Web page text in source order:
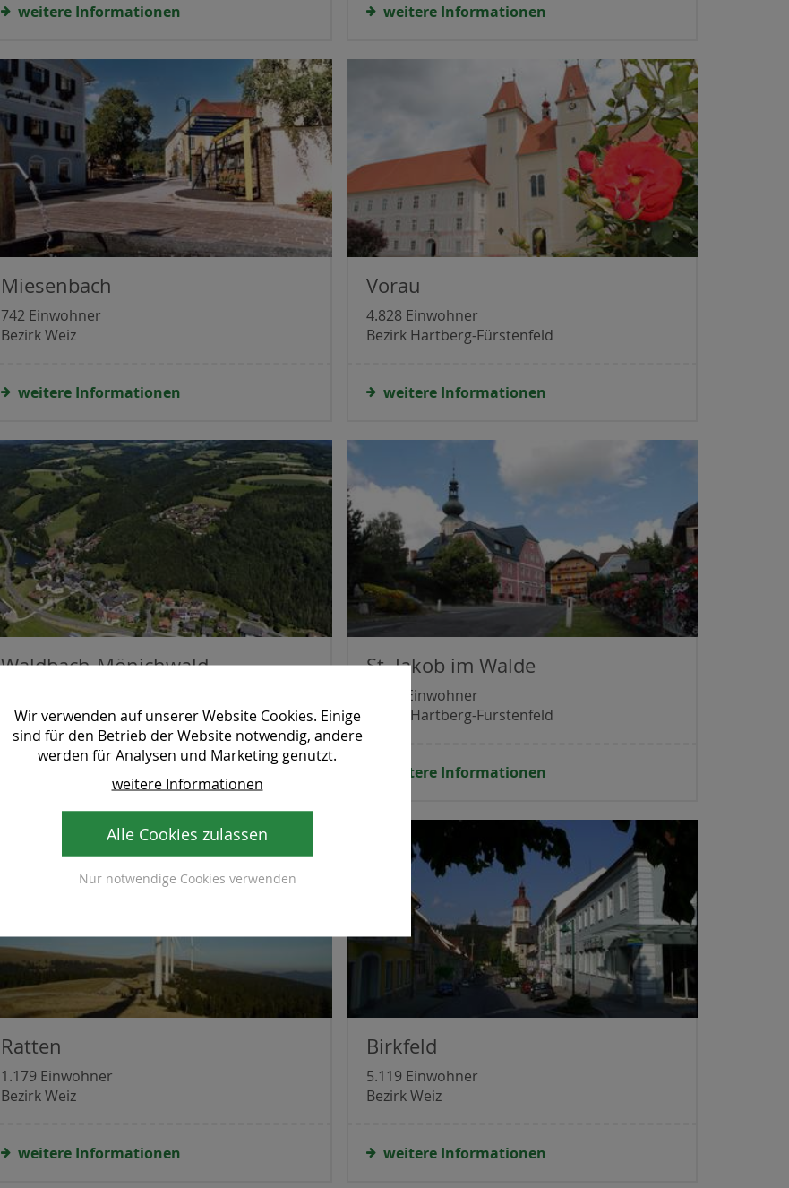
weitere Informationen weitere Informationen
Miesenbach
742 Einwohner
Bezirk Weiz
weitere Informationen
Vorau
4.828 Einwohner
Bezirk Hartberg-Fürstenfeld
weitere Informationen
Waldbach-Mönichwald
Bezirk Hartberg-Fürstenfeld
St. Jakob im Walde
1.071 Einwohner
Bezirk Hartberg-Fürstenfeld
weitere Informationen
Ratten
1.179 Einwohner
Bezirk Weiz
weitere Informationen
Birkfeld
5.119 Einwohner
Bezirk Weiz
weitere Informationen
Wir verwenden auf unserer Website Cookies. Einige
sind für den Betrieb der Website notwendig, andere
werden für Analysen und Marketing genutzt.
weitere Informationen
Alle Cookies zulassen
Nur notwendige Cookies verwenden